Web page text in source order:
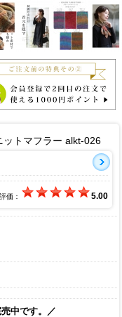
ットマフラー alkt-026
価： 5.00
中です。／